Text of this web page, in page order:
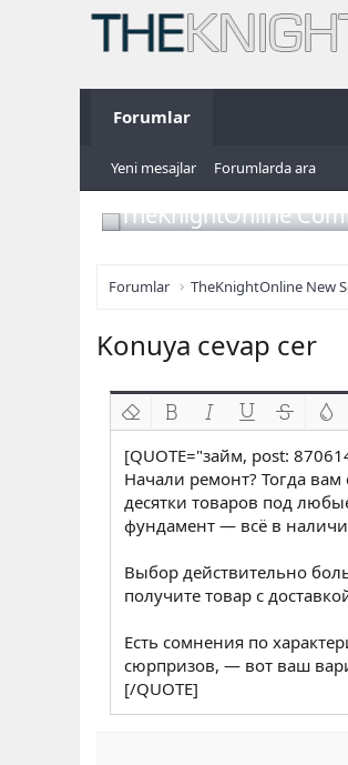
Forumlar
Yeni mesajlar Forumlarda ara
TheKnightOnline
Forumlar TheKnightOnline New
Konuya cevap cer
[QUOTE="займ, post:
Начали ремонт? Тогда
десятки товаров под
фундамент — всё в
Выбор действительно
получите товар с
Есть сомнения по
сюрпризов, — вот ваш
[/QUOTE]